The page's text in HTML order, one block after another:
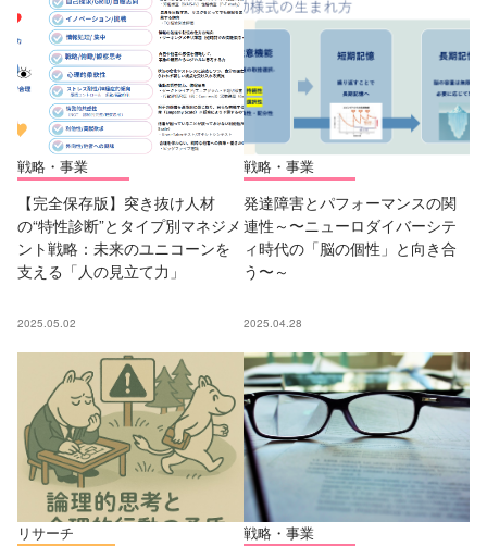
戦略・事業
【完全保存版】突き抜け人材
の“特性診断”とタイプ別マネジメ
ント戦略：未来のユニコーンを
支える「人の見立て力」
2025.05.02
戦略・事業
発達障害とパフォーマンスの関
連性～〜ニューロダイバーシテ
ィ時代の「脳の個性」と向き合
う〜～
2025.04.28
リサーチ 戦略・事業